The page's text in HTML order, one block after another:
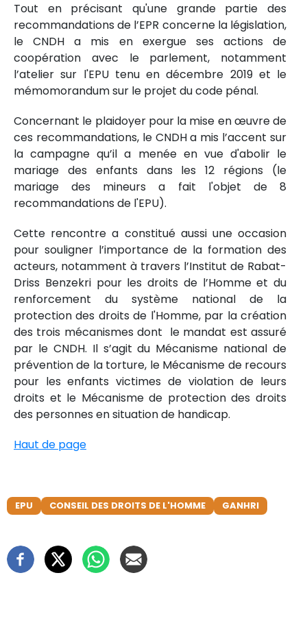
Tout en précisant qu'une grande partie des
recommandations de l’EPR concerne la législation,
le CNDH a mis en exergue ses actions de
coopération avec le parlement, notamment
l’atelier sur l'EPU tenu en décembre 2019 et le
mémomorandum sur le projet du code pénal.
Concernant le plaidoyer pour la mise en œuvre de
ces recommandations, le CNDH a mis l’accent sur
la campagne qu’il a menée en vue d'abolir le
mariage des enfants dans les 12 régions (le
mariage des mineurs a fait l'objet de 8
recommandations de l'EPU).
Cette rencontre a constitué aussi une occasion
pour souligner l’importance de la formation des
acteurs, notamment à travers l’Institut de Rabat-
Driss Benzekri pour les droits de l’Homme et du
renforcement du système national de la
protection des droits de l'Homme, par la création
des trois mécanismes dont le mandat est assuré
par le CNDH. Il s’agit du Mécanisme national de
prévention de la torture, le Mécanisme de recours
pour les enfants victimes de violation de leurs
droits et le Mécanisme de protection des droits
des personnes en situation de handicap.
Haut de page
EPU CONSEIL DES DROITS DE L'HOMME GANHRI